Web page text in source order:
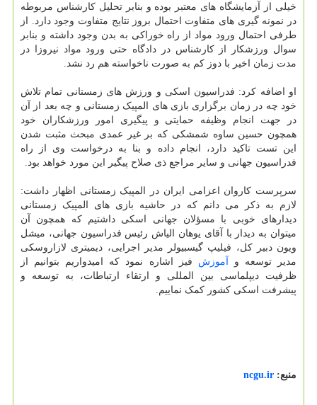
خیلی از آزمایشگاه های معتبر بوده و بنابر تحلیل کارشناس مربوطه
در نمونه گیری های متفاوت احتمال بروز نتایج متفاوت وجود دارد. از
طرفی احتمال ورود مواد از راه خوراکی به بدن وجود داشته و بنابر
سوال ورزشکار از کارشناس در دادگاه حتی ورود مواد نیروزا در
مدت زمان اخیر با دوز کم به صورت ناخواسته هم رد نشد.
او اضافه کرد: فدراسیون اسکی و ورزش های زمستانی تمام تلاش
خود چه در زمان برگزاری بازی های المپیک زمستانی و چه بعد از آن
در جهت انجام وظیفه حمایتی و پیگیری امور ورزشکاران خود
همچون حسین ساوه شمشکی که بر غیر عمدی مبحث مثبت شدن
این تست تاکید دارد، انجام داده و بنا به درخواست وی از راه
فدراسیون جهانی و سایر مراجع ذی صلاح پیگیر این مورد خواهد بود.
سرپرست کاروان اعزامی ایران در المپیک زمستانی اظهار داشت:
لازم به ذکر می دانم که در حاشیه بازی های المپیک زمستانی
دیدارهای خوبی با مسؤلان جهانی اسکی داشتیم که همچون آن
میتوان به دیدار با آقای یوهان الیاش رئیس فدراسیون جهانی، میشل
ویون دبیر کل، فیلیپ گیسبیولر مدیر اجرایی، دیمیتری لازاروسکی
مدیر توسعه و
آموزش فیز اشاره نمود که امیدواریم بتوانیم از
ظرفیت دیپلماسی بین المللی و ارتقاء ارتباطات، به توسعه و
پیشرفت اسکی کشور کمک نماییم.
منبع: ncgu.ir